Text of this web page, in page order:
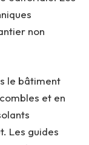
non
le bâtiment
et en
Les guides